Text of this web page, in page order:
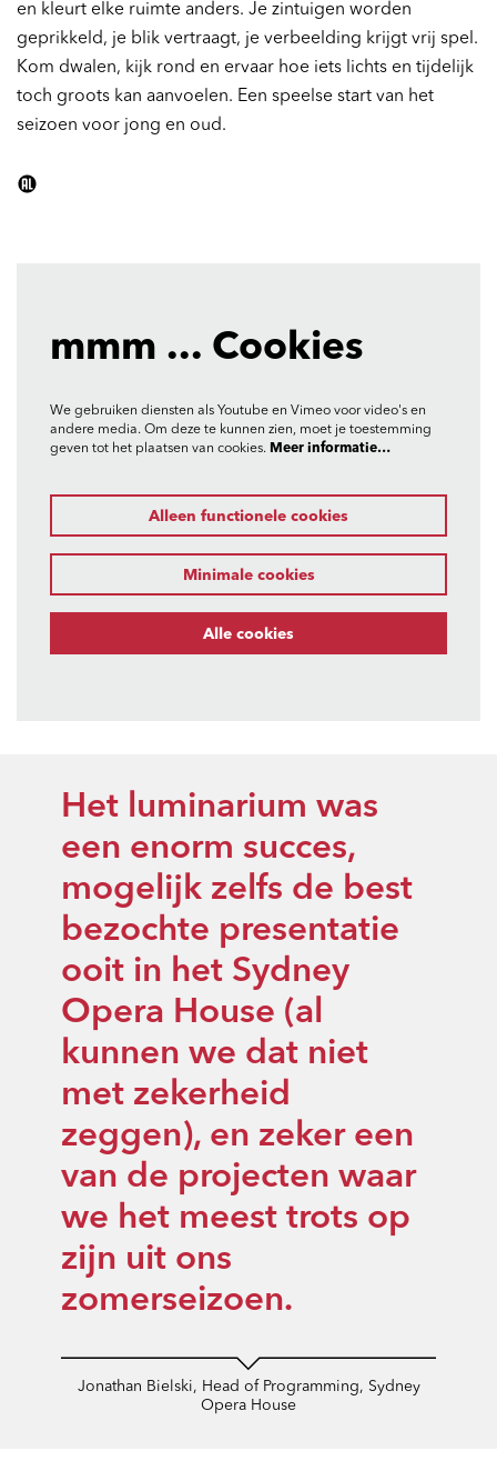
en kleurt elke ruimte anders. Je zintuigen worden
geprikkeld, je blik vertraagt, je verbeelding krijgt vrij spel.
Kom dwalen, kijk rond en ervaar hoe iets lichts en tijdelijk
toch groots kan aanvoelen. Een speelse start van het
seizoen voor jong en oud.
mmm ... Cookies
We gebruiken diensten als Youtube en Vimeo voor video's en
andere media. Om deze te kunnen zien, moet je toestemming
geven tot het plaatsen van cookies. Meer informatie…
Alleen functionele cookies
Minimale cookies
Alle cookies
Het luminarium was
een enorm succes,
mogelijk zelfs de best
bezochte presentatie
ooit in het Sydney
Opera House (al
kunnen we dat niet
met zekerheid
zeggen), en zeker een
van de projecten waar
we het meest trots op
zijn uit ons
zomerseizoen.
Jonathan Bielski, Head of Programming, Sydney
Opera House